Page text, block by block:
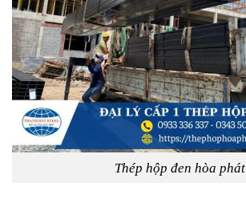
Thép hộp đen hòa phát